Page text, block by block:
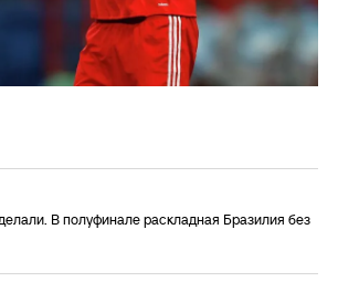
В полуфинале раскладная Бразилия без